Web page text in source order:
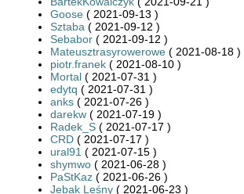
Goose ( 2021-09-13 )
Sztaba ( 2021-09-12 )
Sebabor ( 2021-09-12 )
Mateusztrasyrowerowe ( 2021-08-18 )
piotr.franek ( 2021-08-10 )
Mortal ( 2021-07-31 )
edytq ( 2021-07-31 )
anks ( 2021-07-26 )
darekw ( 2021-07-19 )
Radek_S ( 2021-07-17 )
CRD ( 2021-07-17 )
ural91 ( 2021-07-15 )
shymwo ( 2021-06-28 )
PaStKaz ( 2021-06-26 )
Jebak Leśny ( 2021-06-23 )